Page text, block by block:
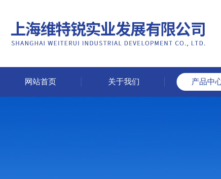
网站首页 关于我们 产品中